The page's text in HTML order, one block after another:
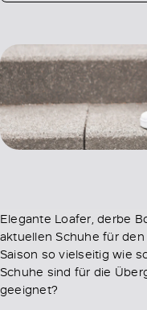
Elegante Loafer, derbe
aktuellen Schuhe für
Saison so vielseitig wie
Schuhe sind für die
geeignet?